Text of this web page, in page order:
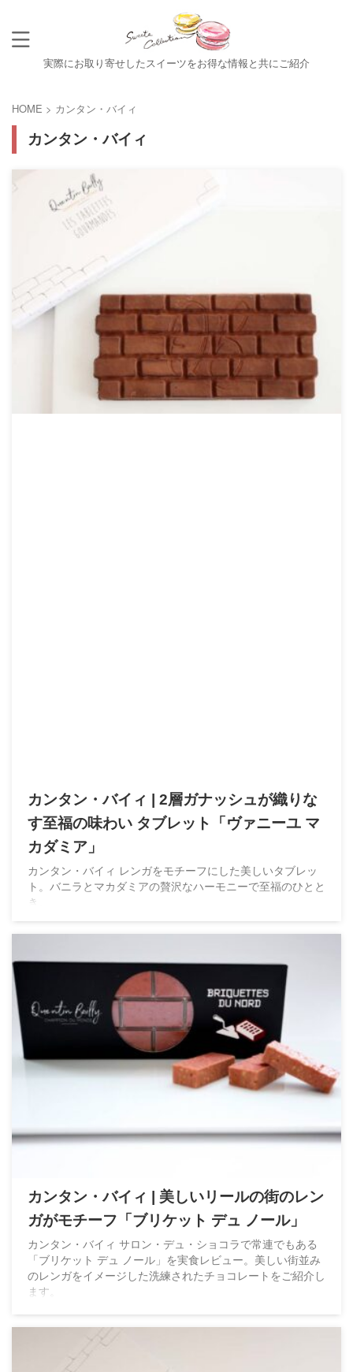
実際にお取り寄せしたスイーツをお得な情報と共にご紹介
HOME > カンタン・バイィ
カンタン・バイィ
カンタン・バイィ | 2層ガナッシュが織りな
す至福の味わい タブレット「ヴァニーユ マ
カダミア」
カンタン・バイィ レンガをモチーフにした美しいタブレッ
ト。バニラとマカダミアの贅沢なハーモニーで至福のひとと
き。
カンタン・バイィ | 美しいリールの街のレン
ガがモチーフ「ブリケット デュ ノール」
カンタン・バイィ サロン・デュ・ショコラで常連でもある
「ブリケット デュ ノール」を実食レビュー。美しい街並み
のレンガをイメージした洗練されたチョコレートをご紹介し
ます。